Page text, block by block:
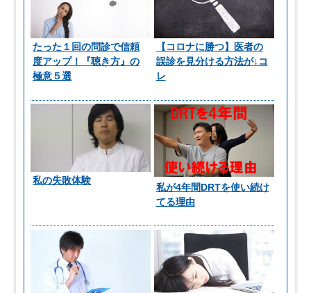
たった１回の問診で信頼
度アップ！『聴き方』の
極意５選
【コロナに勝つ】医者の
誤診を見分ける方法が↓コ
レ
私の失敗体験
私が4年間DRTを使い続け
てる理由